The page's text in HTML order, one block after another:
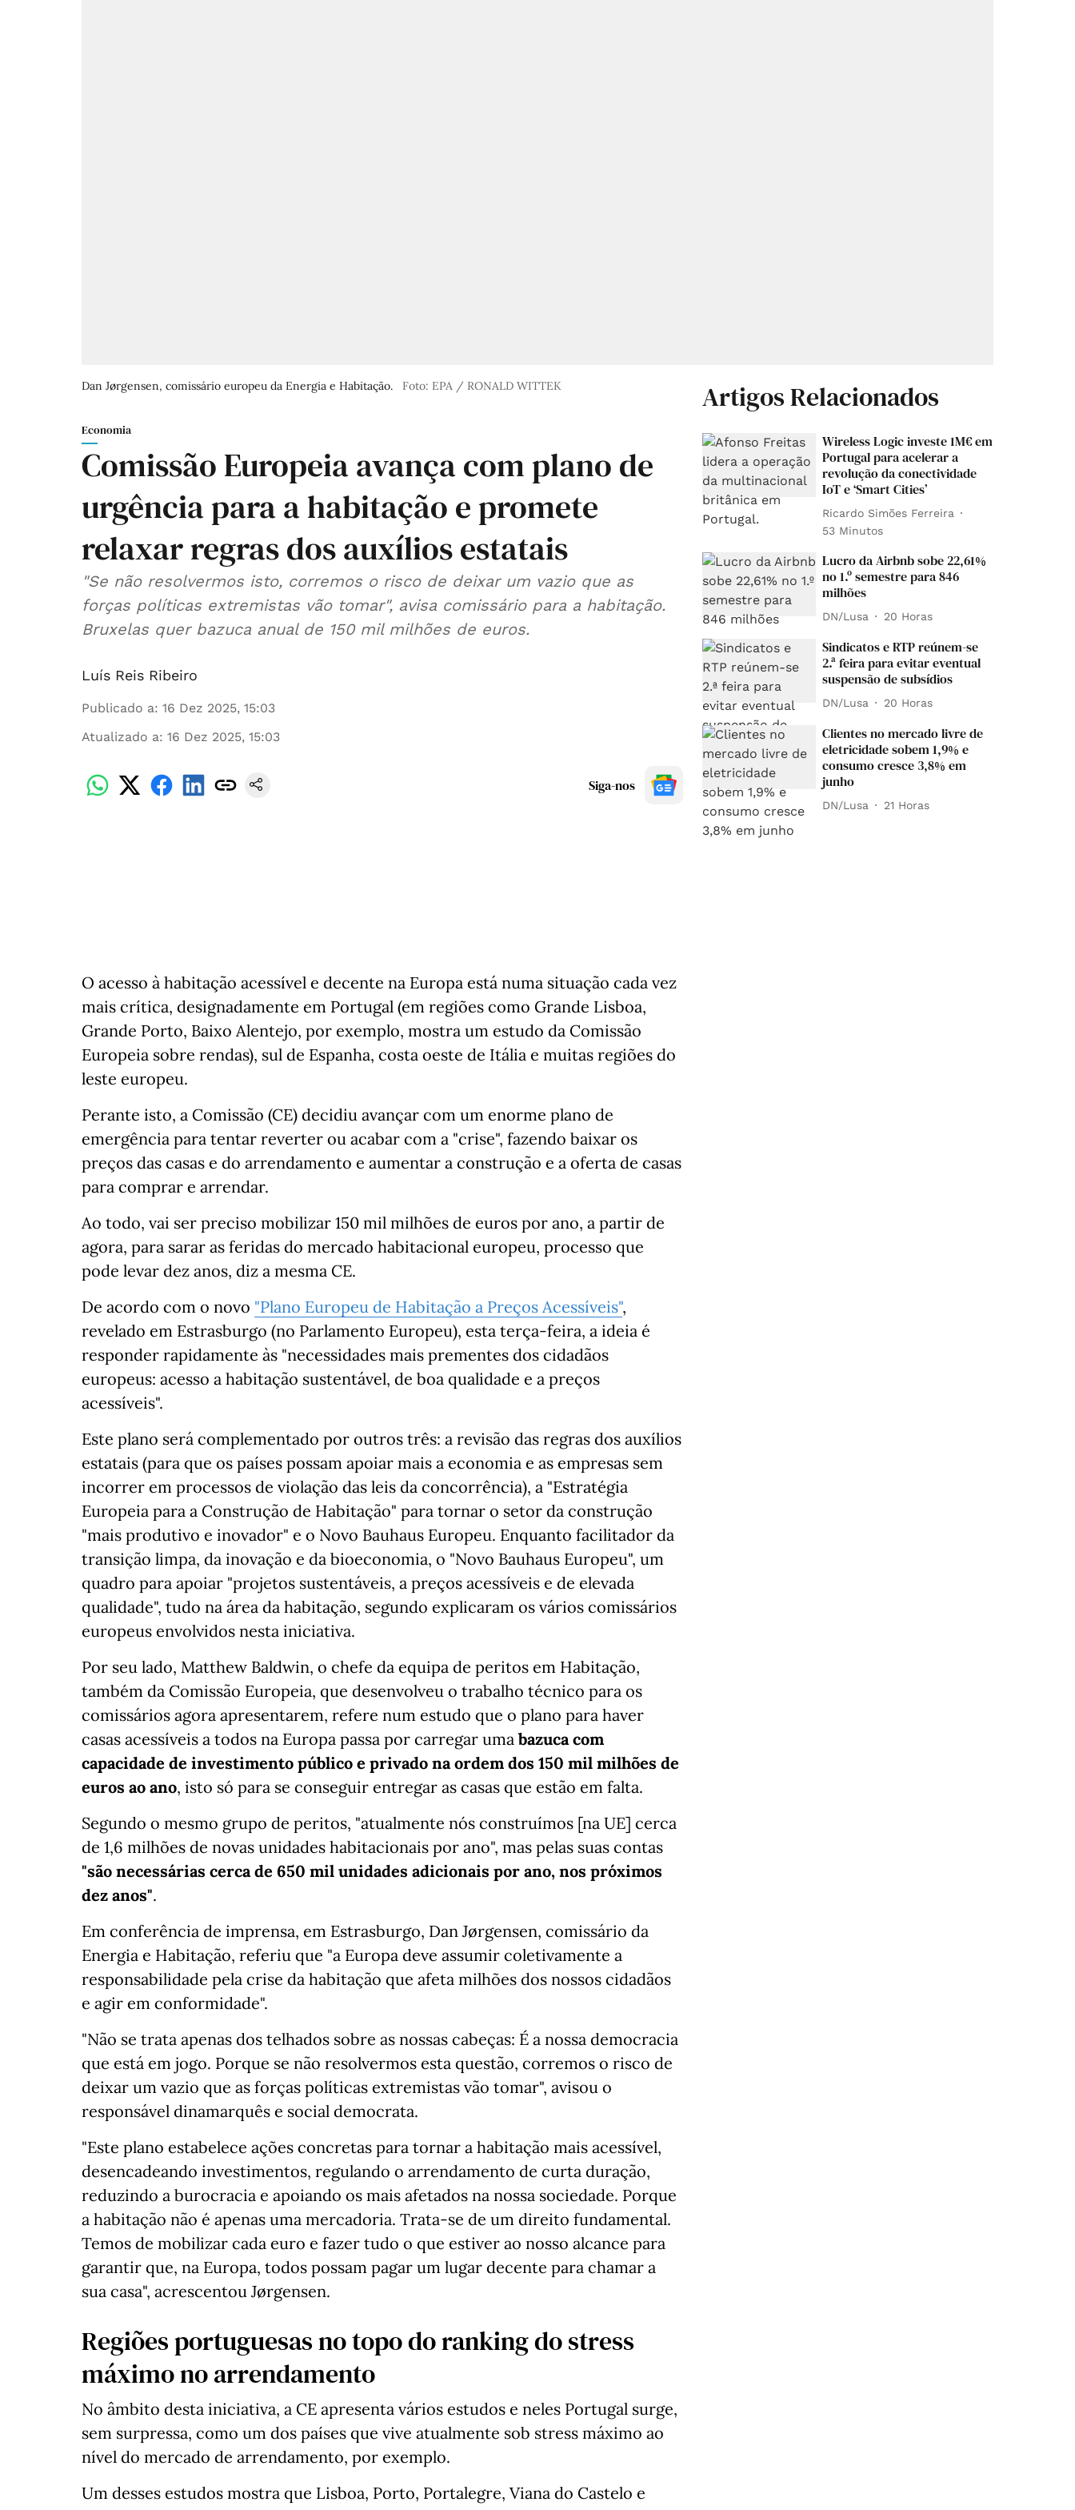
Dan Jørgensen, comissário europeu da Energia e Habitação. Foto: EPA / RONALD WITTEK
Economia
Comissão Europeia avança com plano de
urgência para a habitação e promete
relaxar regras dos auxílios estatais
"Se não resolvermos isto, corremos o risco de deixar um vazio que as
forças políticas extremistas vão tomar", avisa comissário para a habitação.
Bruxelas quer bazuca anual de 150 mil milhões de euros.
Luís Reis Ribeiro
Publicado a: 16 Dez 2025, 15:03
Atualizado a: 16 Dez 2025, 15:03
Siga-nos
O acesso à habitação acessível e decente na Europa está numa situação cada vez
mais crítica, designadamente em Portugal (em regiões como Grande Lisboa,
Grande Porto, Baixo Alentejo, por exemplo, mostra um estudo da Comissão
Europeia sobre rendas), sul de Espanha, costa oeste de Itália e muitas regiões do
leste europeu.
Perante isto, a Comissão (CE) decidiu avançar com um enorme plano de
emergência para tentar reverter ou acabar com a "crise", fazendo baixar os
preços das casas e do arrendamento e aumentar a construção e a oferta de casas
para comprar e arrendar.
Ao todo, vai ser preciso mobilizar 150 mil milhões de euros por ano, a partir de
agora, para sarar as feridas do mercado habitacional europeu, processo que
pode levar dez anos, diz a mesma CE.
De acordo com o novo "Plano Europeu de Habitação a Preços Acessíveis",
revelado em Estrasburgo (no Parlamento Europeu), esta terça-feira, a ideia é
responder rapidamente às "necessidades mais prementes dos cidadãos
europeus: acesso a habitação sustentável, de boa qualidade e a preços
acessíveis".
Este plano será complementado por outros três: a revisão das regras dos auxílios
estatais (para que os países possam apoiar mais a economia e as empresas sem
incorrer em processos de violação das leis da concorrência), a "Estratégia
Europeia para a Construção de Habitação" para tornar o setor da construção
"mais produtivo e inovador" e o Novo Bauhaus Europeu. Enquanto facilitador da
transição limpa, da inovação e da bioeconomia, o "Novo Bauhaus Europeu", um
quadro para apoiar "projetos sustentáveis, a preços acessíveis e de elevada
qualidade", tudo na área da habitação, segundo explicaram os vários comissários
europeus envolvidos nesta iniciativa.
Por seu lado, Matthew Baldwin, o chefe da equipa de peritos em Habitação,
também da Comissão Europeia, que desenvolveu o trabalho técnico para os
comissários agora apresentarem, refere num estudo que o plano para haver
casas acessíveis a todos na Europa passa por carregar uma bazuca com
capacidade de investimento público e privado na ordem dos 150 mil milhões de
euros ao ano, isto só para se conseguir entregar as casas que estão em falta.
Segundo o mesmo grupo de peritos, "atualmente nós construímos [na UE] cerca
de 1,6 milhões de novas unidades habitacionais por ano", mas pelas suas contas
"são necessárias cerca de 650 mil unidades adicionais por ano, nos próximos
dez anos".
Em conferência de imprensa, em Estrasburgo, Dan Jørgensen, comissário da
Energia e Habitação, referiu que "a Europa deve assumir coletivamente a
responsabilidade pela crise da habitação que afeta milhões dos nossos cidadãos
e agir em conformidade".
"Não se trata apenas dos telhados sobre as nossas cabeças: É a nossa democracia
que está em jogo. Porque se não resolvermos esta questão, corremos o risco de
deixar um vazio que as forças políticas extremistas vão tomar", avisou o
responsável dinamarquês e social democrata.
"Este plano estabelece ações concretas para tornar a habitação mais acessível,
desencadeando investimentos, regulando o arrendamento de curta duração,
reduzindo a burocracia e apoiando os mais afetados na nossa sociedade. Porque
a habitação não é apenas uma mercadoria. Trata-se de um direito fundamental.
Temos de mobilizar cada euro e fazer tudo o que estiver ao nosso alcance para
garantir que, na Europa, todos possam pagar um lugar decente para chamar a
sua casa", acrescentou Jørgensen.
Regiões portuguesas no topo do ranking do stress
máximo no arrendamento
No âmbito desta iniciativa, a CE apresenta vários estudos e neles Portugal surge,
sem surpressa, como um dos países que vive atualmente sob stress máximo ao
nível do mercado de arrendamento, por exemplo.
Um desses estudos mostra que Lisboa, Porto, Portalegre, Viana do Castelo e
Artigos Relacionados
Wireless Logic investe 1M€ em
Portugal para acelerar a
revolução da conectividade
IoT e ‘Smart Cities’
Ricardo Simões Ferreira
53 Minutos
Lucro da Airbnb sobe 22,61%
no 1.º semestre para 846
milhões
DN/Lusa 20 Horas
Sindicatos e RTP reúnem-se
2.ª feira para evitar eventual
suspensão de subsídios
DN/Lusa 20 Horas
Clientes no mercado livre de
eletricidade sobem 1,9% e
consumo cresce 3,8% em
junho
DN/Lusa 21 Horas